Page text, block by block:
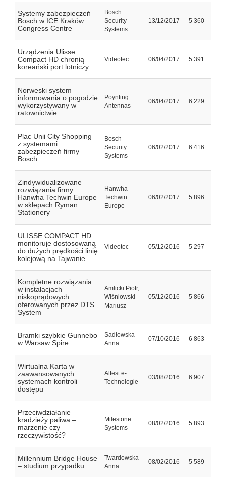
Systemy zabezpieczeń
Bosch w ICE Kraków
Congress Centre
Bosch
Security
Systems
13/12/2017 5 360
Urządzenia Ulisse
Compact HD chronią
koreański port lotniczy
Videotec 06/04/2017 5 391
Norweski system
informowania o pogodzie
wykorzystywany w
ratownictwie
Poynting
Antennas
06/04/2017 6 229
Plac Unii City Shopping
z systemami
zabezpieczeń firmy
Bosch
Bosch
Security
Systems
06/02/2017 6 416
Zindywidualizowane
rozwiązania firmy
Hanwha Techwin Europe
w sklepach Ryman
Stationery
Hanwha
Techwin
Europe
06/02/2017 5 896
ULISSE COMPACT HD
monitoruje dostosowaną
do dużych prędkości linię
kolejową na Tajwanie
Videotec 05/12/2016 5 297
Kompletne rozwiązania
w instalacjach
niskoprądowych
oferowanych przez DTS
System
Amlicki Piotr,
Wiśniowski
Mariusz
05/12/2016 5 866
Bramki szybkie Gunnebo
w Warsaw Spire
Sadłowska
Anna
07/10/2016 6 863
Wirtualna Karta w
zaawansowanych
systemach kontroli
dostępu
Altest e-
Technologie
03/08/2016 6 907
Przeciwdziałanie
kradzieży paliwa –
marzenie czy
rzeczywistość?
Milestone
Systems
08/02/2016 5 893
Millennium Bridge House
– studium przypadku
Twardowska
Anna
08/02/2016 5 589